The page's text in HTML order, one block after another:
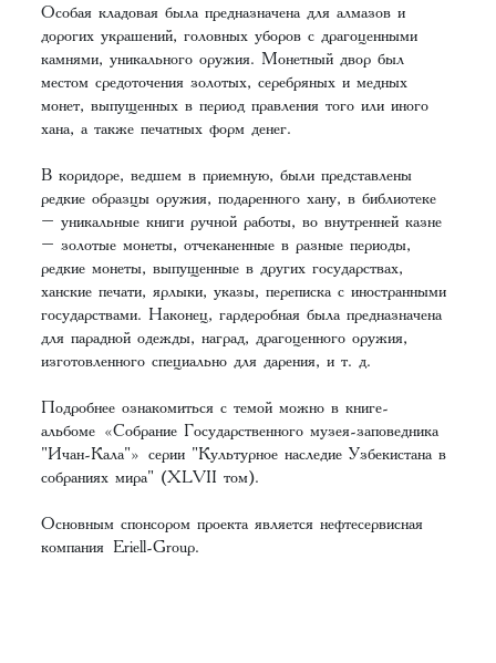
Особая кладовая была предназначена для алмазов и
дорогих украшений, головных уборов с драгоценными
камнями, уникального оружия. Монетный двор был
местом средоточения золотых, серебряных и медных
монет, выпущенных в период правления того или иного
хана, а также печатных форм денег.
В коридоре, ведшем в приемную, были представлены
редкие образцы оружия, подаренного хану, в библиотеке
– уникальные книги ручной работы, во внутренней казне
– золотые монеты, отчеканенные в разные периоды,
редкие монеты, выпущенные в других государствах,
ханские печати, ярлыки, указы, переписка с иностранными
государствами. Наконец, гардеробная была предназначена
для парадной одежды, наград, драгоценного оружия,
изготовленного специально для дарения, и т. д.
Подробнее ознакомиться с темой можно в книге-
альбоме «Собрание Государственного музея-заповедника
"Ичан-Кала"» серии "Культурное наследие Узбекистана в
собраниях мира" (XLVII том).
Основным спонсором проекта является нефтесервисная
компанияEriell-Group.